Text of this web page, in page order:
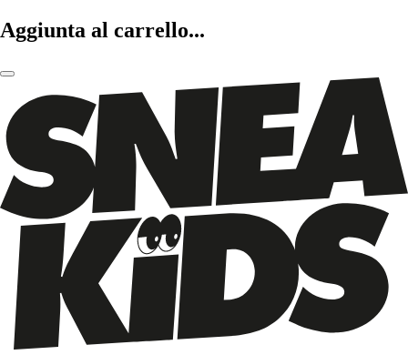
Aggiunta al carrello...